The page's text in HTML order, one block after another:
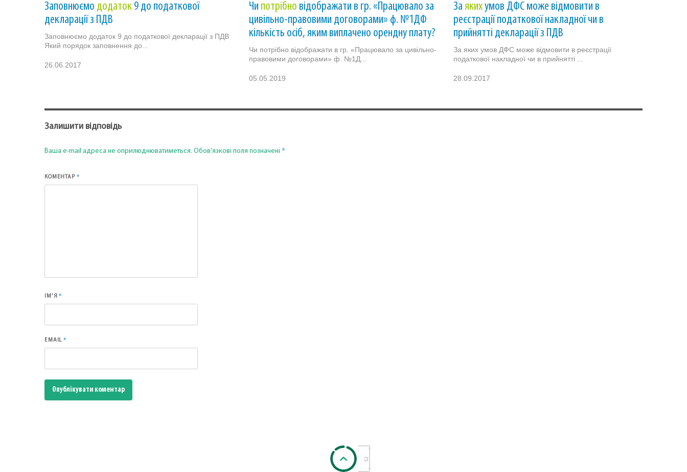
Заповнюємо додаток 9 до податкової
декларації з ПДВ
Заповнюємо додаток 9 до податкової декларації з ПДВ
Який порядок заповнення до...
26.06.2017
Чи потрібно відображати в гр. «Працювало за
цивільно-правовими договорами» ф. №1ДФ
кількість осіб, яким виплачено орендну плату?
Чи потрібно відображати в гр. «Працювало за цивільно-
правовими договорами» ф. №1Д...
05.05.2019
За якихумов ДФС може відмовити в
реєстрації податкової накладної чи в
прийнятті декларації з ПДВ
За яких умов ДФС може відмовити в реєстрації
податкової накладної чи в прийнятті ...
28.09.2017
Залишити відповідь
Ваша e-mail адреса не оприлюднюватиметься. Обов’язкові поля позначені *
КОМЕНТАР *
ІМ'Я*
EMAIL*